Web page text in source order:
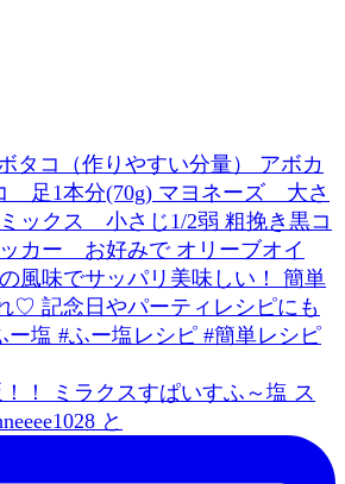
！ ミラクスすぱいすふ～塩 ス
と